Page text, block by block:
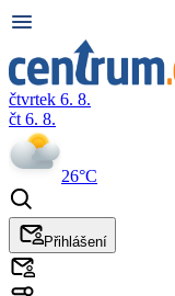
čtvrtek 6. 8.
čt 6. 8.
26°C
Přihlášení